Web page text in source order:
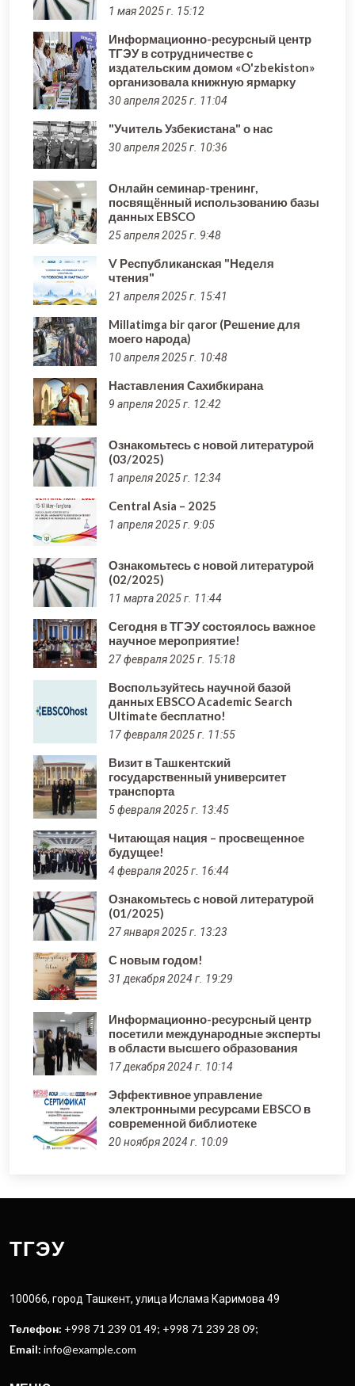
1 мая 2025 г. 15:12
Информационно-ресурсный центр
ТГЭУ в сотрудничестве с
издательским домом «O'zbekiston»
организовала книжную ярмарку
30 апреля 2025 г. 11:04
"Учитель Узбекистана" о нас
30 апреля 2025 г. 10:36
Онлайн семинар-тренинг,
посвящённый использованию базы
данных EBSCO
25 апреля 2025 г. 9:48
V Республиканская "Неделя
чтения"
21 апреля 2025 г. 15:41
Millatimga bir qaror (Решение для
моего народа)
10 апреля 2025 г. 10:48
Наставления Сахибкирана
9 апреля 2025 г. 12:42
Ознакомьтесь с новой литературой
(03/2025)
1 апреля 2025 г. 12:34
Central Asia – 2025
1 апреля 2025 г. 9:05
Ознакомьтесь с новой литературой
(02/2025)
11 марта 2025 г. 11:44
Сегодня в ТГЭУ состоялось важное
научное мероприятие!
27 февраля 2025 г. 15:18
Воспользуйтесь научной базой
данных EBSCO Academic Search
Ultimate бесплатно!
17 февраля 2025 г. 11:55
Визит в Ташкентский
государственный университет
транспорта
5 февраля 2025 г. 13:45
Читающая нация – просвещенное
будущее!
4 февраля 2025 г. 16:44
Ознакомьтесь с новой литературой
(01/2025)
27 января 2025 г. 13:23
С новым годом!
31 декабря 2024 г. 19:29
Информационно-ресурсный центр
посетили международные эксперты
в области высшего образования
17 декабря 2024 г. 10:14
Эффективное управление
электронными ресурсами EBSCO в
современной библиотеке
20 ноября 2024 г. 10:09
ТГЭУ
100066, город Ташкент, улица Ислама Каримова 49
Телефон: +998 71 239 01 49; +998 71 239 28 09;
Email: info@example.com